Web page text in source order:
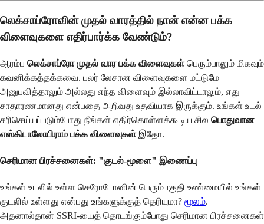
லெக்சாப்ரோவின் முதல் வாரத்தில் நான் என்ன பக்க
விளைவுகளை எதிர்பார்க்க வேண்டும்?
ஆரம்ப லெக்சாப்ரோ முதல் வார பக்க விளைவுகள் பெரும்பாலும் மிகவும்
கவனிக்கத்தக்கவை. பலர் லேசான விளைவுகளை மட்டுமே
அனுபவித்தாலும் அல்லது எந்த விளைவும் இல்லாவிட்டாலும், எது
சாதாரணமானது என்பதை அறிவது உதவியாக இருக்கும். உங்கள் உடல்
சரிசெய்யப்படும்போது நீங்கள் எதிர்கொள்ளக்கூடிய சில பொதுவான
எஸ்கிடாலோபிராம் பக்க விளைவுகள் இதோ.
செரிமான பிரச்சனைகள்: "குடல்-மூளை" இணைப்பு
உங்கள் உடலில் உள்ள செரோடோனின் பெரும்பகுதி உண்மையில் உங்கள்
குடலில் உள்ளது என்பது உங்களுக்குத் தெரியுமா? மூலம்.
அதனால்தான் SSRI-யைத் தொடங்கும்போது செரிமான பிரச்சனைகள்